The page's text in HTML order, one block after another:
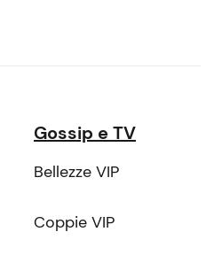
Gossip e TV
Bellezze VIP
Coppie VIP